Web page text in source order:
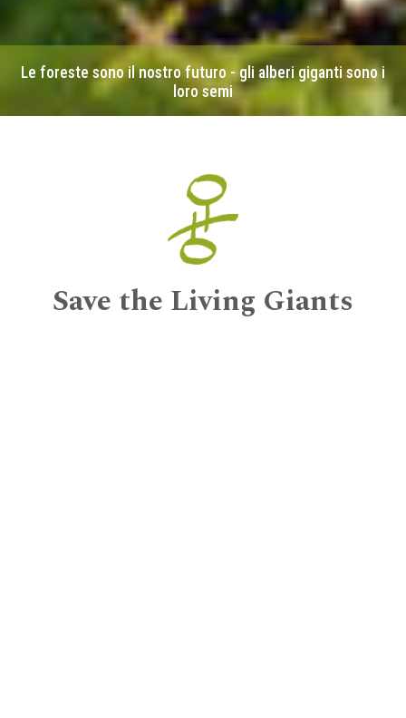
Le foreste sono il nostro futuro - gli alberi giganti sono i
loro semi
Save the Living Giants